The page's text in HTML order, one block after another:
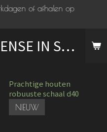
NONONSENSE IN STIJL
of afhalen op
Prachtige houten
robuuste schaal d40
NIEUW